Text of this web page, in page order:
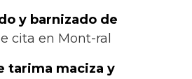
y barnizado de
cita en Mont-ral
tarima maciza y